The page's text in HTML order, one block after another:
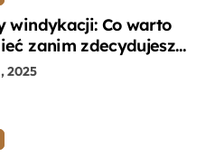
windykacji: Co warto
zanim zdecydujesz
długu?
2025